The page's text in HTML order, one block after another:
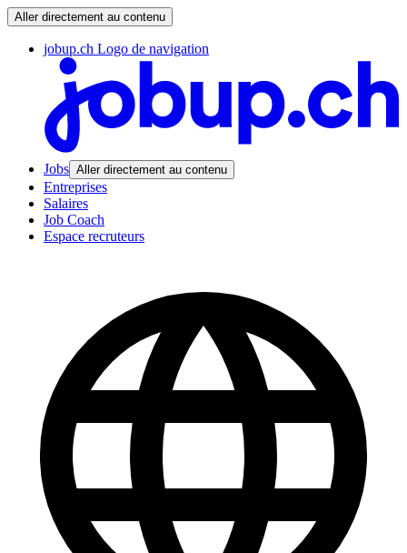
Aller directement au contenu
jobup.ch Logo de navigation
Jobs Aller directement au contenu
Entreprises
Salaires
Job Coach
Espace recruteurs